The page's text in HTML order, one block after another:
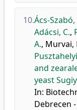
10.Ács-Szabó,
Adácsi, C.,
A., Murvai,
and
yeast
In:
Debrecen